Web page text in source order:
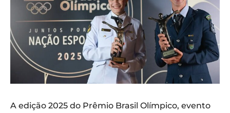
A edição 2025 do Prêmio Brasil Olímpico, evento